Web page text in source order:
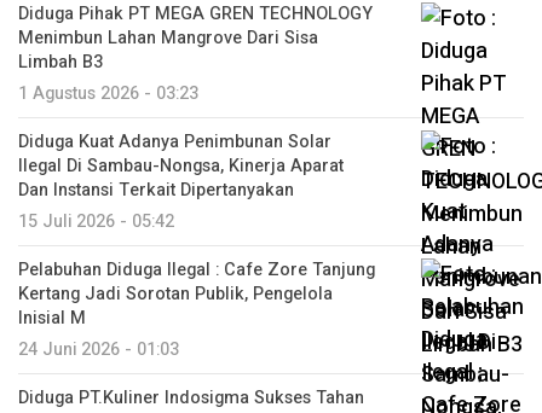
Diduga Pihak PT MEGA GREN TECHNOLOGY
Menimbun Lahan Mangrove Dari Sisa
Limbah B3
1 Agustus 2026 - 03:23
Diduga Kuat Adanya Penimbunan Solar
Ilegal Di Sambau-Nongsa, Kinerja Aparat
Dan Instansi Terkait Dipertanyakan
15 Juli 2026 - 05:42
Pelabuhan Diduga Ilegal : Cafe Zore Tanjung
Kertang Jadi Sorotan Publik, Pengelola
Inisial M
24 Juni 2026 - 01:03
Diduga PT.Kuliner Indosigma Sukses Tahan